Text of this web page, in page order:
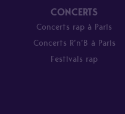
CONCERTS
Concerts rap à Paris
Concerts R’n’B à Paris
Festivals rap